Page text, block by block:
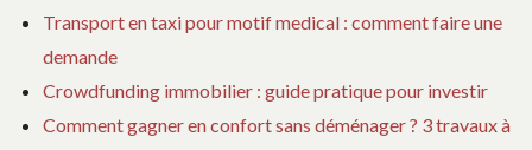
Transport en taxi pour motif medical : comment faire une
demande
Crowdfunding immobilier : guide pratique pour investir
Comment gagner en confort sans déménager ? 3 travaux à